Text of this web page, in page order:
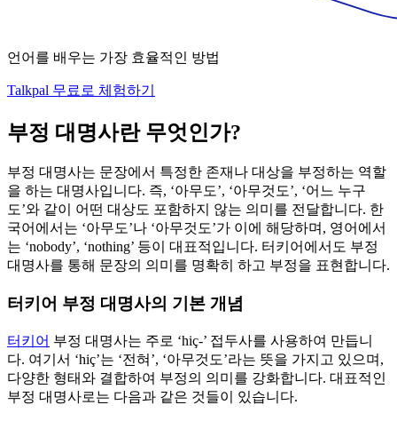
언어를 배우는 가장 효율적인 방법
Talkpal 무료로 체험하기
부정 대명사란 무엇인가?
부정 대명사는 문장에서 특정한 존재나 대상을 부정하는 역할
을 하는 대명사입니다. 즉, ‘아무도’, ‘아무것도’, ‘어느 누구
도’와 같이 어떤 대상도 포함하지 않는 의미를 전달합니다. 한
국어에서는 ‘아무도’나 ‘아무것도’가 이에 해당하며, 영어에서
는 ‘nobody’, ‘nothing’ 등이 대표적입니다. 터키어에서도 부정
대명사를 통해 문장의 의미를 명확히 하고 부정을 표현합니다.
터키어 부정 대명사의 기본 개념
터키어 부정 대명사는 주로 ‘hiç-’ 접두사를 사용하여 만듭니
다. 여기서 ‘hiç’는 ‘전혀’, ‘아무것도’라는 뜻을 가지고 있으며,
다양한 형태와 결합하여 부정의 의미를 강화합니다. 대표적인
부정 대명사로는 다음과 같은 것들이 있습니다.